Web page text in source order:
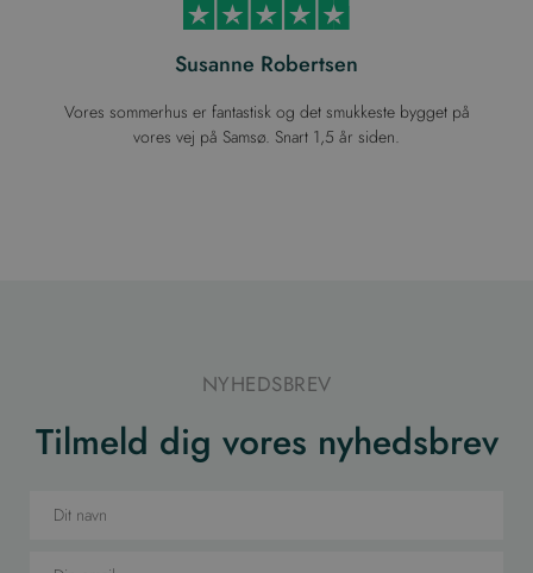
Susanne Robertsen
Vores sommerhus er fantastisk og det smukkeste bygget på
vores vej på Samsø. Snart 1,5 år siden.
NYHEDSBREV
Tilmeld dig vores nyhedsbrev